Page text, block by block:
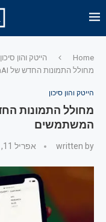
Home
הייטק והון סיכון
מחולל התמונות החדש של OpenAI זמין בחינם לכל המשתמשים
הייטק והון סיכון
המשתמשים
written by אפריל 11, 2025